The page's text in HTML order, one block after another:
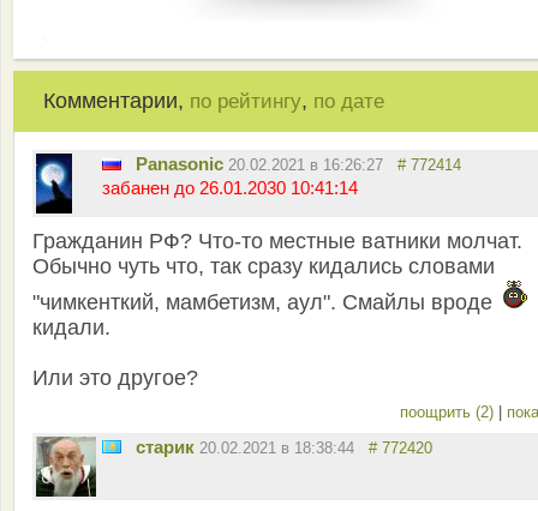
Комментарии, по рейтингу, по дате
Panasonic 20.02.2021 в 16:26:27 # 772414
забанен до 26.01.2030 10:41:14
Гражданин РФ? Что-то местные ватники молчат.
Обычно чуть что, так сразу кидались словами
"чимкенткий, мамбетизм, аул". Смайлы вроде
кидали.
Или это другое?
поощрить (2)
старик 20.02.2021 в 18:38:44 # 772420